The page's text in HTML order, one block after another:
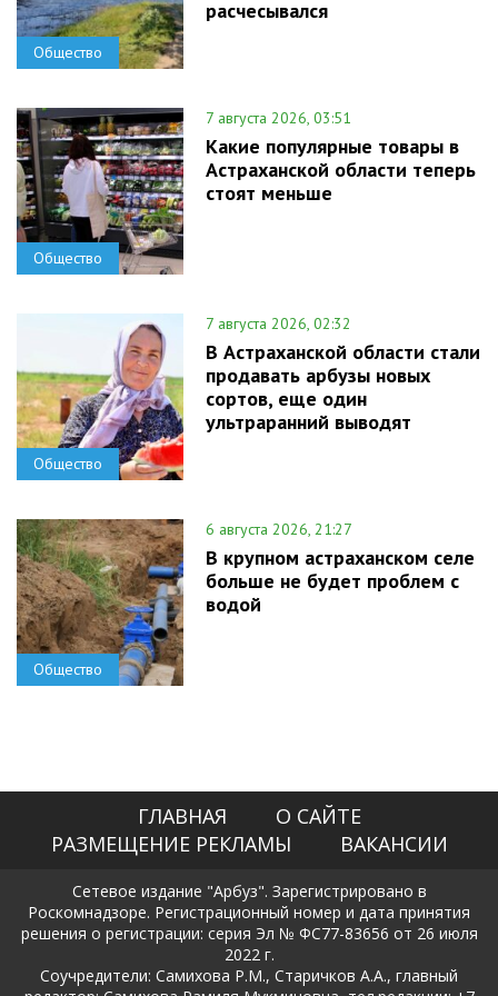
Общество
расчесывался
Общество
7 августа 2026, 03:51
Какие популярные товары в
Астраханской области теперь
стоят меньше
Общество
7 августа 2026, 02:32
В Астраханской области стали
продавать арбузы новых
сортов, еще один
ультраранний выводят
Общество
6 августа 2026, 21:27
В крупном астраханском селе
больше не будет проблем с
водой
ГЛАВНАЯ
О САЙТЕ
РАЗМЕЩЕНИЕ РЕКЛАМЫ
ВАКАНСИИ
Сетевое издание "Арбуз". Зарегистрировано в
Роскомнадзоре. Регистрационный номер и дата принятия
решения о регистрации: серия Эл № ФС77-83656 от 26 июля
2022 г.
Соучредители: Самихова Р.М., Старичков А.А., главный